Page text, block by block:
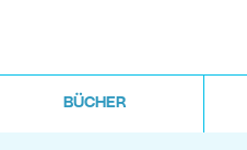
BÜCHER